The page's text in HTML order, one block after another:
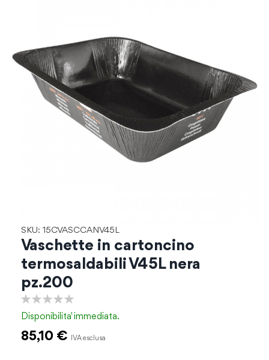
SKU: 15CVASCCANV45L
Vaschette in cartoncino
termosaldabili V45L nera
pz.200
Disponibilita'immediata.
85,10 €
immagini
all'inizio
galleria
immagini